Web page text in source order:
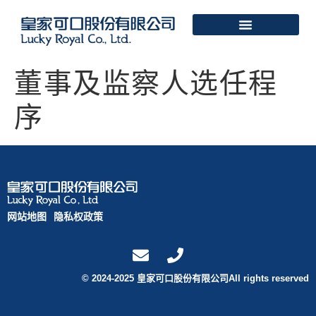
董事及监察人选任程
序
网站地图 隐私权政策
© 2024-2025 皇家可口股份有限公司All rights reserved